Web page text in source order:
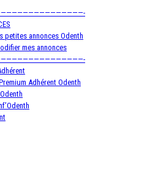
petites annonces Odenth
mes annonces
Adhérent Odenth